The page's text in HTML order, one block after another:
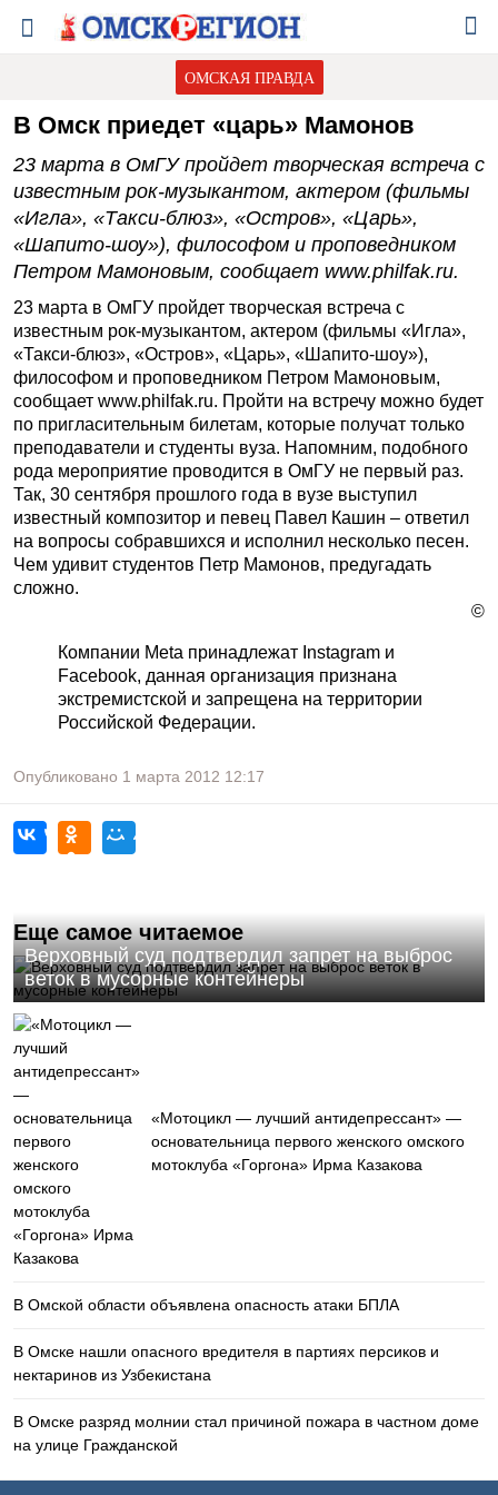
ОМСКАЯ ПРАВДА
В Омск приедет «царь» Мамонов
23 марта в ОмГУ пройдет творческая встреча с
известным рок-музыкантом, актером (фильмы
«Игла», «Такси-блюз», «Остров», «Царь»,
«Шапито-шоу»), философом и проповедником
Петром Мамоновым, сообщает www.philfak.ru.
23 марта в ОмГУ пройдет творческая встреча с
известным рок-музыкантом, актером (фильмы «Игла»,
«Такси-блюз», «Остров», «Царь», «Шапито-шоу»),
философом и проповедником Петром Мамоновым,
сообщает www.philfak.ru. Пройти на встречу можно будет
по пригласительным билетам, которые получат только
преподаватели и студенты вуза. Напомним, подобного
рода мероприятие проводится в ОмГУ не первый раз.
Так, 30 сентября прошлого года в вузе выступил
известный композитор и певец Павел Кашин – ответил
на вопросы собравшихся и исполнил несколько песен.
Чем удивит студентов Петр Мамонов, предугадать
сложно.
©
Компании Meta принадлежат Instagram и
Facebook, данная организация признана
экстремистской и запрещена на территории
Российской Федерации.
Опубликовано 1 марта 2012 12:17
Еще самое читаемое
Верховный суд подтвердил запрет на выброс
веток в мусорные контейнеры
«Мотоцикл — лучший антидепрессант» —
основательница первого женского омского
мотоклуба «Горгона» Ирма Казакова
В Омской области объявлена опасность атаки БПЛА
В Омске нашли опасного вредителя в партиях персиков и
нектаринов из Узбекистана
В Омске разряд молнии стал причиной пожара в частном доме
на улице Гражданской